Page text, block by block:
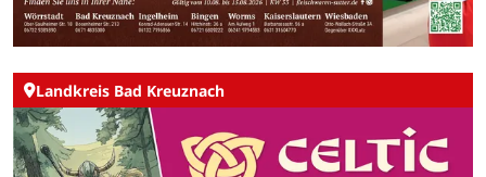
Landkreis Bad Kreuznach